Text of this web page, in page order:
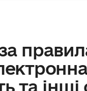
та інші